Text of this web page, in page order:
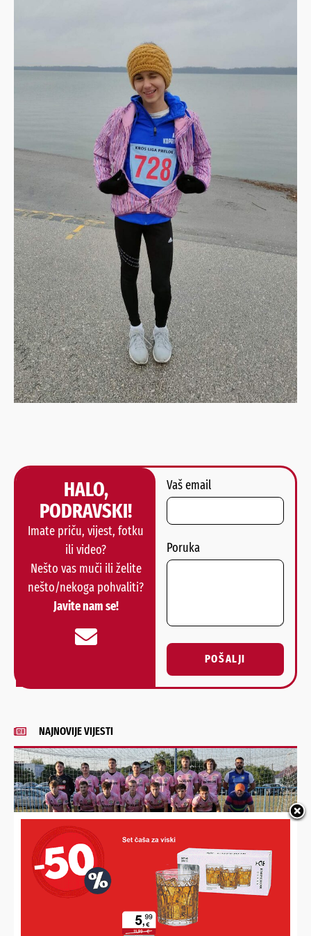
HALO,
PODRAVSKI!
Imate priču, vijest, fotku
ili video?
Nešto vas muči ili želite
nešto/nekoga pohvaliti?
Javite nam se!
Vaš email
Poruka
POŠALJI
Alternative:
NAJNOVIJE VIJESTI
MIKLINOVEC DRASTIČNO POMLADIO MOMČAD
Prioritet je razvoj igrača, a ne pozicija. Prosjek momčadi je
21 godina